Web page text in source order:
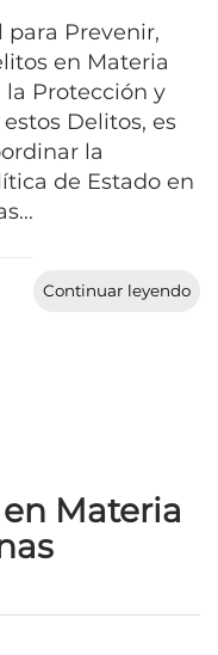
para Prevenir,
en Materia
la Protección y
Delitos, es
la
de Estado en
Continuar leyendo
Materia